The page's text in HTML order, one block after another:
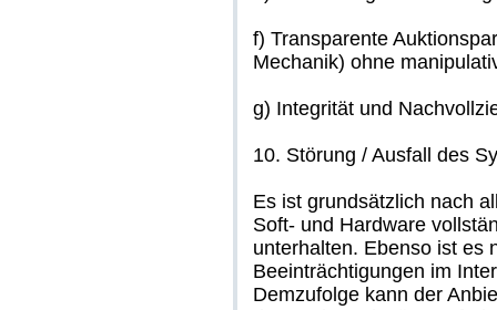
f) Transparente
Mechanik) ohne
g) Integrität und
10. Störung / Ausfall des
Es ist grundsätzlich nach
Soft- und Hardware
unterhalten. Ebenso ist es
Beeinträchtigungen im
Demzufolge kann der